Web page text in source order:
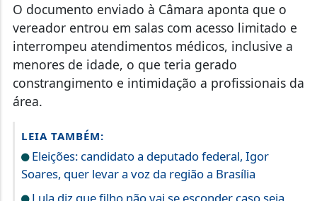
O documento enviado à Câmara aponta que o
vereador entrou em salas com acesso limitado e
interrompeu atendimentos médicos, inclusive a
menores de idade, o que teria gerado
constrangimento e intimidação a profissionais da
área.
LEIA TAMBÉM:
Eleições: candidato a deputado federal, Igor
Soares, quer levar a voz da região a Brasília